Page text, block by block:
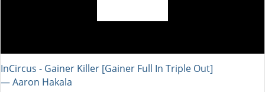
InCircus - Gainer Killer [Gainer Full In Triple Out]
― Aaron Hakala